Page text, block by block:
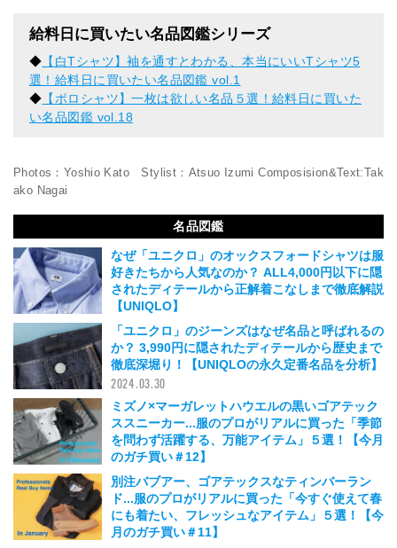
給料日に買いたい名品図鑑シリーズ
◆ 【白Tシャツ】袖を通すとわかる、本当にいいTシャツ5
選！給料日に買いたい名品図鑑 vol.1
◆ 【ポロシャツ】一枚は欲しい名品５選！給料日に買いた
い名品図鑑 vol.18
Photos：Yoshio Kato Stylist：Atsuo Izumi Composision&Text:Tak
ako Nagai
名品図鑑
なぜ「ユニクロ」のオックスフォードシャツは服
好きたちから人気なのか？ ALL4,000円以下に隠
されたディテールから正解着こなしまで徹底解説
【UNIQLO】
2024.04.07
「ユニクロ」のジーンズはなぜ名品と呼ばれるの
か？ 3,990円に隠されたディテールから歴史まで
徹底深堀り！【UNIQLOの永久定番名品を分析】
2024.03.30
ミズノ×マーガレットハウエルの黒いゴアテック
ススニーカー...服のプロがリアルに買った「季節
を問わず活躍する、万能アイテム」５選！【今月
のガチ買い＃12】
2024.02.27
別注バブアー、ゴアテックスなティンバーラン
ド...服のプロがリアルに買った「今すぐ使えて春
にも着たい、フレッシュなアイテム」５選！【今
月のガチ買い＃11】